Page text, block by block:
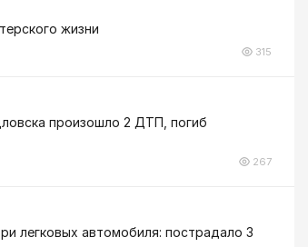
жизни
315
произошло 2 ДТП, погиб
267
легковых автомобиля: пострадало 3